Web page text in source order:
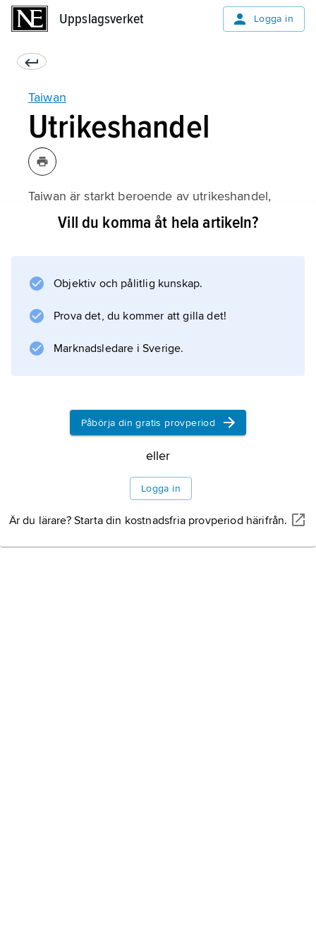
Uppslagsverket Logga in
Taiwan
Utrikeshandel
Taiwan är starkt beroende av utrikeshandel,
som är motorn i den ekonomiska tillväxten. I
valutareserven i världen.
Vill du komma åt hela artikeln?
Objektiv och pålitlig kunskap.
Prova det, du kommer att gilla det!
Marknadsledare i Sverige.
Påbörja din gratis provperiod
eller
Logga in
Är du lärare? Starta din kostnadsfria provperiod härifrån.